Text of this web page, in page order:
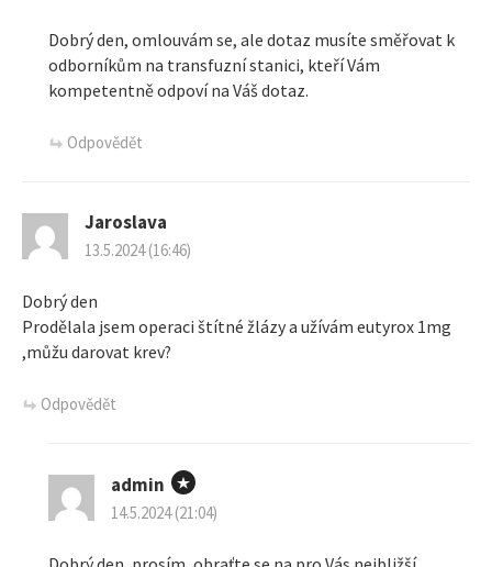
Dobrý den, omlouvám se, ale dotaz musíte směřovat k
odborníkům na transfuzní stanici, kteří Vám
kompetentně odpoví na Váš dotaz.
Odpovědět
Jaroslava
13.5.2024 (16:46)
Dobrý den
Prodělala jsem operaci štítné žlázy a užívám eutyrox 1mg
,můžu darovat krev?
Odpovědět
admin
14.5.2024 (21:04)